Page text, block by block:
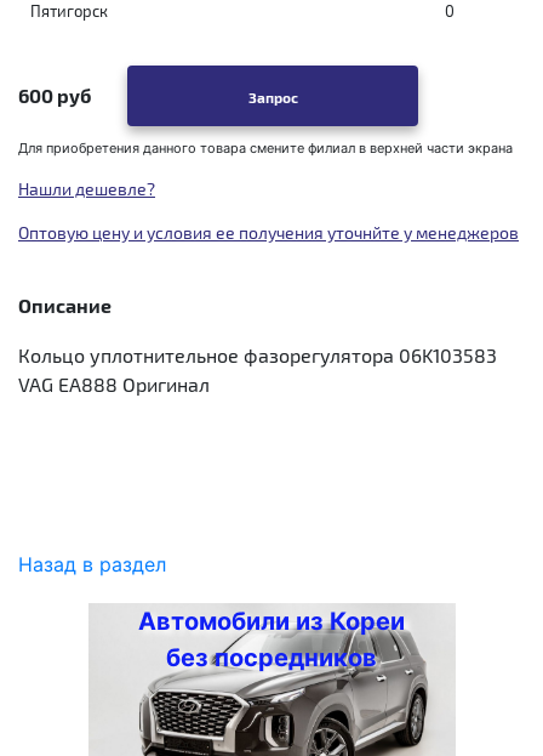
Пятигорск
0
600 руб Запрос
Для приобретения данного товара смените филиал в верхней части экрана
Нашли дешевле?
Оптовую цену и условия ее получения уточнйте у менеджеров
Описание
Кольцо уплотнительное фазорегулятора 06K103583
VAG EA888 Оригинал
Назад в раздел
Автомобили из Кореи
без посредников